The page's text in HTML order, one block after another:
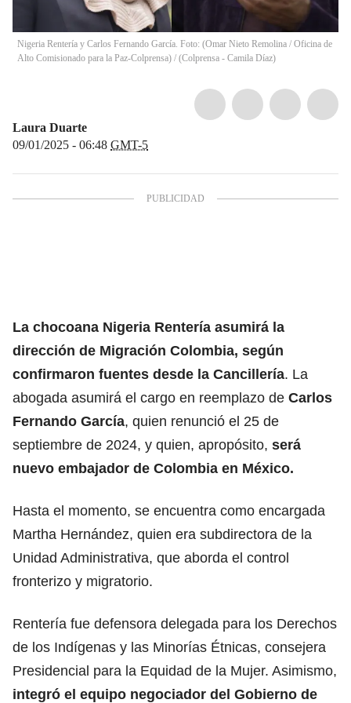
Nigeria Rentería y Carlos Fernando García. Foto: (Omar Nieto Remolina / Oficina de
Alto Comisionado para la Paz-Colprensa) / (Colprensa - Camila Díaz)
Laura Duarte
09/01/2025 - 06:48 GMT-5
La chocoana Nigeria Rentería asumirá la
dirección de Migración Colombia, según
confirmaron fuentes desde la Cancillería. La
abogada asumirá el cargo en reemplazo de Carlos
Fernando García, quien renunció el 25 de
septiembre de 2024, y quien, apropósito, será
nuevo embajador de Colombia en México.
Hasta el momento, se encuentra como encargada
Martha Hernández, quien era subdirectora de la
Unidad Administrativa, que aborda el control
fronterizo y migratorio.
Rentería fue defensora delegada para los Derechos
de los Indígenas y las Minorías Étnicas, consejera
Presidencial para la Equidad de la Mujer. Asimismo,
integró el equipo negociador del Gobierno de